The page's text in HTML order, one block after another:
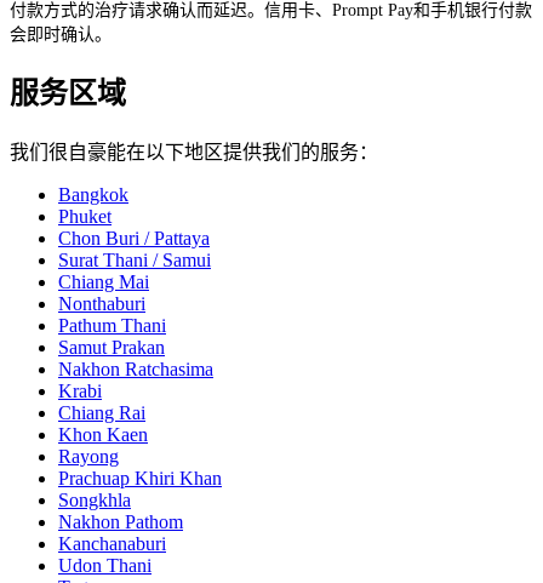
付款方式的治疗请求确认而延迟。信用卡、Prompt Pay和手机银行付款
会即时确认。
服务区域
我们很自豪能在以下地区提供我们的服务：
Bangkok
Phuket
Chon Buri / Pattaya
Surat Thani / Samui
Chiang Mai
Nonthaburi
Pathum Thani
Samut Prakan
Nakhon Ratchasima
Krabi
Chiang Rai
Khon Kaen
Rayong
Prachuap Khiri Khan
Songkhla
Nakhon Pathom
Kanchanaburi
Udon Thani